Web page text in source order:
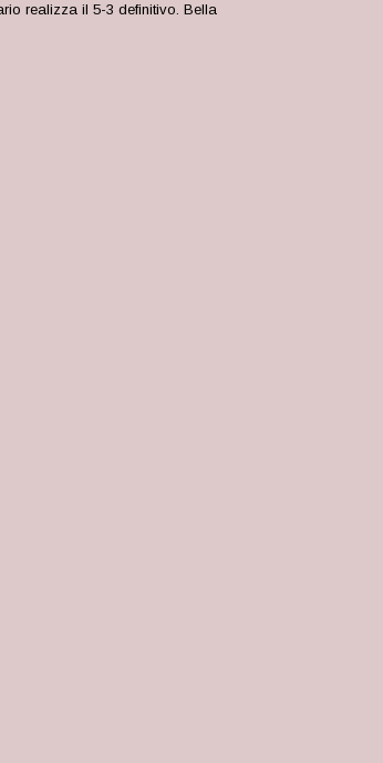
realizza il 5-3 definitivo. Bella